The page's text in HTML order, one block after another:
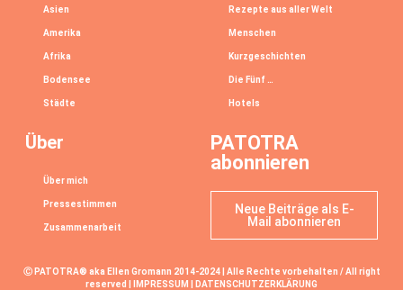
Asien
Amerika
Afrika
Bodensee
Städte
Rezepte aus aller Welt
Menschen
Kurzgeschichten
Die Fünf …
Hotels
Über
Über mich
Pressestimmen
Zusammenarbeit
PATOTRA
abonnieren
Neue Beiträge als E-
Mail abonnieren
Ⓒ PATOTRA® aka Ellen Gromann 2014-2024 | Alle Rechte vorbehalten / All right
reserved |
IMPRESSUM DATENSCHUTZERKLÄRUNG